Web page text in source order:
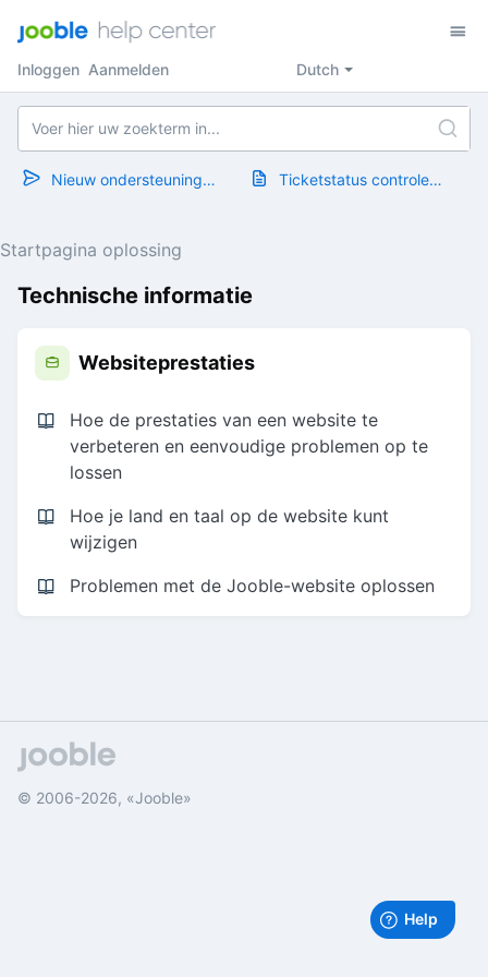
Dutch
Inloggen Aanmelden
Nieuw ondersteuningsticket Ticketstatus controleren
Startpagina oplossing
Technische informatie
Websiteprestaties
Hoe de prestaties van een website te
verbeteren en eenvoudige problemen op te
lossen
Hoe je land en taal op de website kunt
wijzigen
Problemen met de Jooble-website oplossen